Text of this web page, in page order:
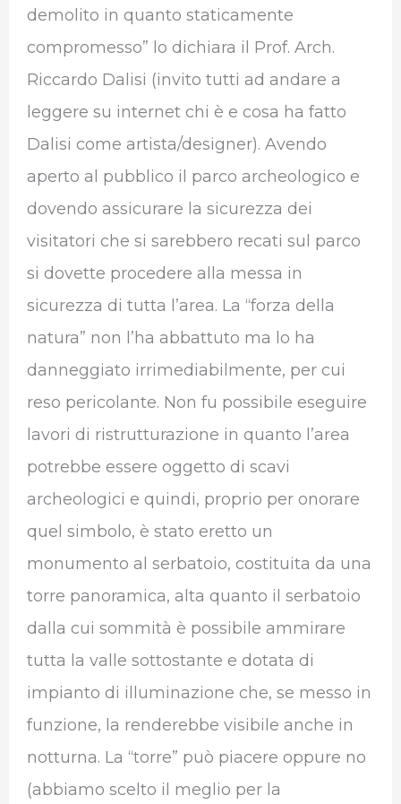
demolito in quanto staticamente
compromesso” lo dichiara il Prof. Arch.
Riccardo Dalisi (invito tutti ad andare a
leggere su internet chi è e cosa ha fatto
Dalisi come artista/designer). Avendo
aperto al pubblico il parco archeologico e
dovendo assicurare la sicurezza dei
visitatori che si sarebbero recati sul parco
si dovette procedere alla messa in
sicurezza di tutta l’area. La “forza della
natura” non l’ha abbattuto ma lo ha
danneggiato irrimediabilmente, per cui
reso pericolante. Non fu possibile eseguire
lavori di ristrutturazione in quanto l’area
potrebbe essere oggetto di scavi
archeologici e quindi, proprio per onorare
quel simbolo, è stato eretto un
monumento al serbatoio, costituita da una
torre panoramica, alta quanto il serbatoio
dalla cui sommità è possibile ammirare
tutta la valle sottostante e dotata di
impianto di illuminazione che, se messo in
funzione, la renderebbe visibile anche in
notturna. La “torre” può piacere oppure no
(abbiamo scelto il meglio per la